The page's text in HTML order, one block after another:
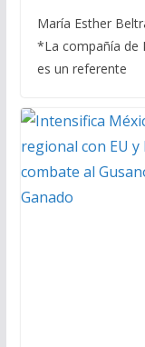
María Esther
*La compañía de
es un referente